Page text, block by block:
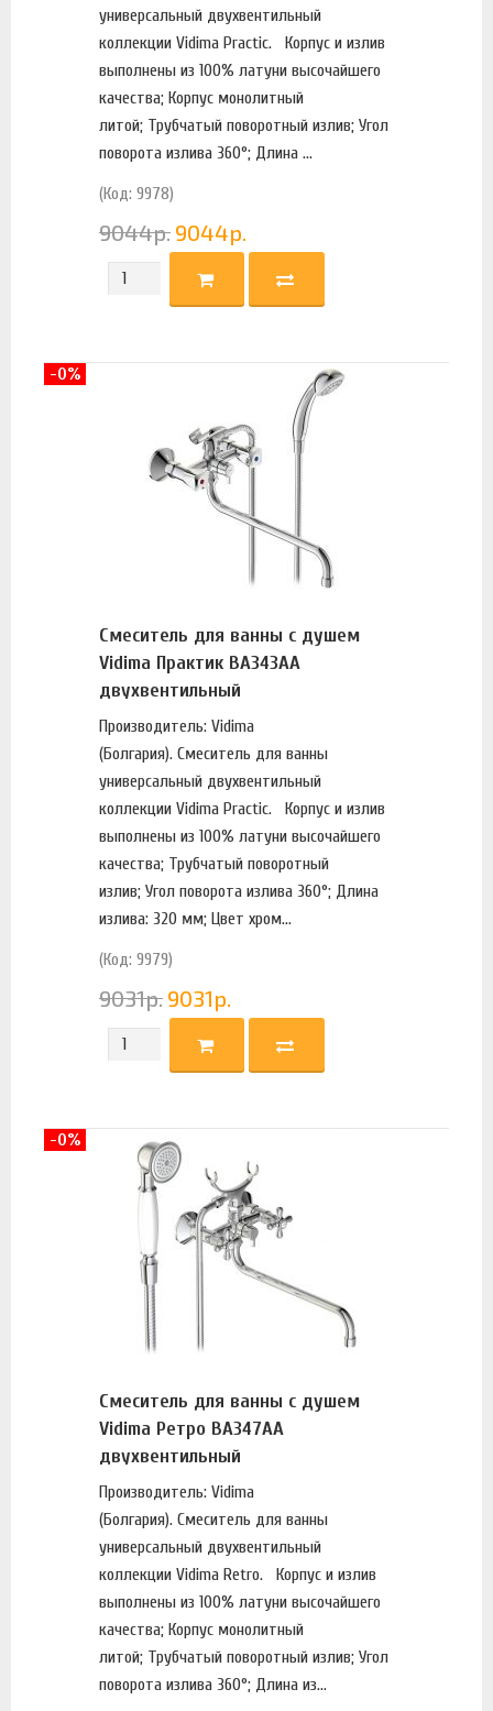
универсальный двухвентильный
коллекции Vidima Practic. Корпус и излив
выполнены из 100% латуни высочайшего
качества; Корпус монолитный
литой; Трубчатый поворотный излив; Угол
поворота излива 360°; Длина ...
(Код: 9978)
9044р. 9044р.
Смеситель для ванны с душем
Vidima Практик BA343AA
двухвентильный
Производитель: Vidima
(Болгария). Смеситель для ванны
универсальный двухвентильный
коллекции Vidima Practic. Корпус и излив
выполнены из 100% латуни высочайшего
качества; Трубчатый поворотный
излив; Угол поворота излива 360°; Длина
излива: 320 мм; Цвет хром...
(Код: 9979)
9031р. 9031р.
-0%
Смеситель для ванны с душем
Vidima Ретро BA347AA
двухвентильный
Производитель: Vidima
(Болгария). Смеситель для ванны
универсальный двухвентильный
коллекции Vidima Retro. Корпус и излив
выполнены из 100% латуни высочайшего
качества; Корпус монолитный
литой; Трубчатый поворотный излив; Угол
поворота излива 360°; Длина из...
-0%